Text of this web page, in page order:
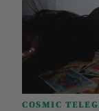
COSMIC